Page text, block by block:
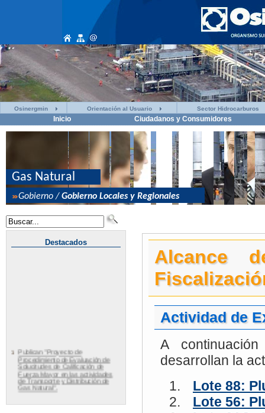
Osinergmin Orientación al Usuario Sector Hidrocarburos
Inicio Ciudadanos y Consumidores